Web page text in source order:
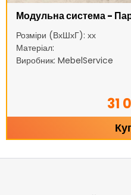
Модульна система -
Розміри (ВхШхГ): хх
Матеріал:
Виробник: MebelService
31